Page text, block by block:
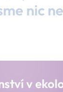
nic
v